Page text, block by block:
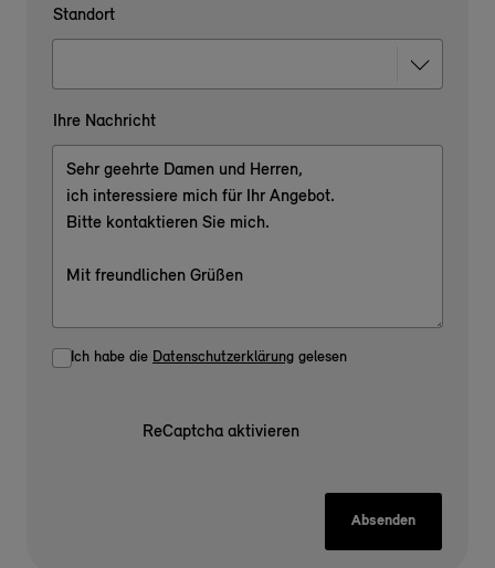
Standort
Ihre Nachricht
Ich habe die Datenschutzerklärung gelesen
ReCaptcha aktivieren
Absenden